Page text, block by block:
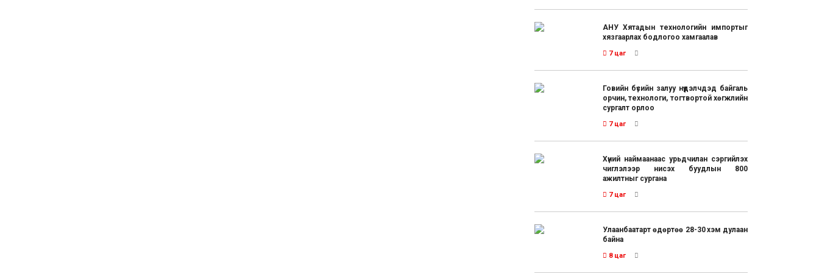
АНУ Хятадын технологийн импортыг
хязгаарлах бодлогоо хамгаалав
7 цаг
Говийн бүсийн залуу нүүдэлчдэд байгаль
орчин, технологи, тогтвортой хөгжлийн
сургалт орлоо
7 цаг
Хүний наймаанаас урьдчилан сэргийлэх
чиглэлээр нисэх буудлын 800
ажилтныг сургана
7 цаг
Улаанбаатарт өдөртөө 28-30 хэм дулаан
байна
8 цаг